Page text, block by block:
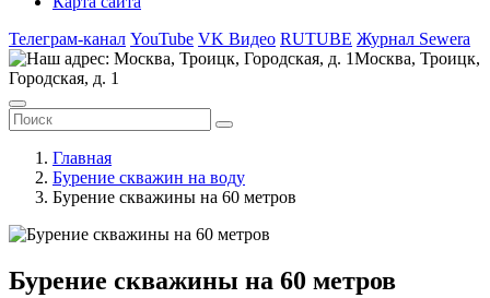
Телеграм-канал YouTube VK Видео RUTUBE Журнал Sewera
Москва, Троицк,
Городская, д. 1
Главная
Бурение скважин на воду
Бурение скважины на 60 метров
Бурение скважины на 60 метров